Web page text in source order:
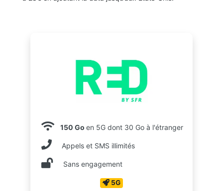
150 Go en 5G dont 30 Go à l'étranger
Appels et SMS illimités
Sans engagement
5G